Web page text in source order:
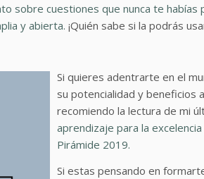
sobre cuestiones que nunca te habías
y abierta. ¡Quién sabe si la podrás
Si quieres adentrarte en el
su potencialidad y beneficios
recomiendo la lectura de mi
aprendizaje para la
Pirámide 2019.
Si estas pensando en